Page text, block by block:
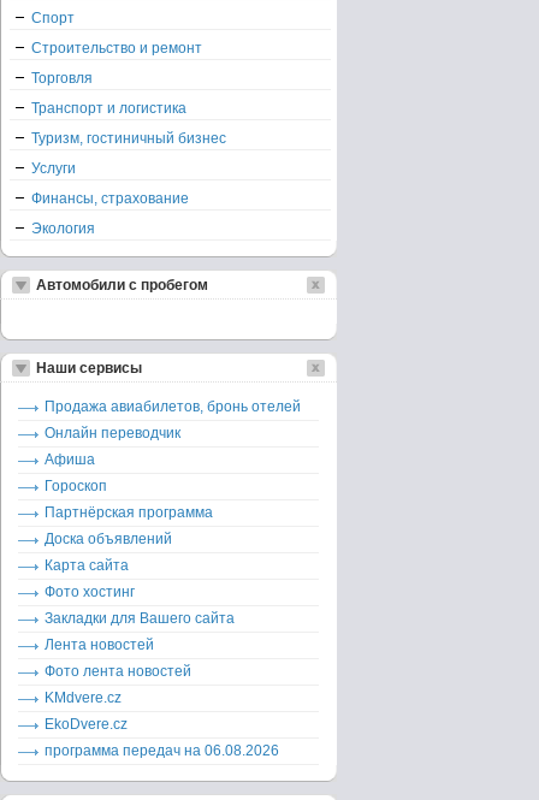
Спорт
Строительство и ремонт
Торговля
Транспорт и логистика
Туризм, гостиничный бизнес
Услуги
Финансы, страхование
Экология
Автомобили с пробегом
Наши сервисы
Продажа авиабилетов, бронь отелей
Онлайн переводчик
Афиша
Гороскоп
Партнёрская программа
Доска объявлений
Карта сайта
Фото хостинг
Закладки для Вашего сайта
Лента новостей
Фото лента новостей
KMdvere.cz
EkoDvere.cz
программа передач на 06.08.2026